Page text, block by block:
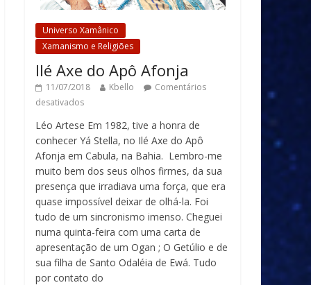
Universo Xamânico
Xamanismo e Religiões
Ilé Axe do Apô Afonja
11/07/2018 Kbello
Comentários
desativados
Léo Artese Em 1982, tive a honra de
conhecer Yá Stella, no Ilé Axe do Apô
Afonja em Cabula, na Bahia. Lembro-me
muito bem dos seus olhos firmes, da sua
presença que irradiava uma força, que era
quase impossível deixar de olhá-la. Foi
tudo de um sincronismo imenso. Cheguei
numa quinta-feira com uma carta de
apresentação de um Ogan ; O Getúlio e de
sua filha de Santo Odaléia de Ewá. Tudo
por contato do